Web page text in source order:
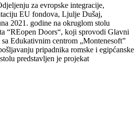
za evropske integracije,
EU fondova, Ljulje Dušaj,
2021. godine na okruglom stolu
“REopen Doors“, koji sprovodi Glavni
Edukativnim centrom „Montenesoft”
pripadnika romske i egipćanske
predstavljen je projekat